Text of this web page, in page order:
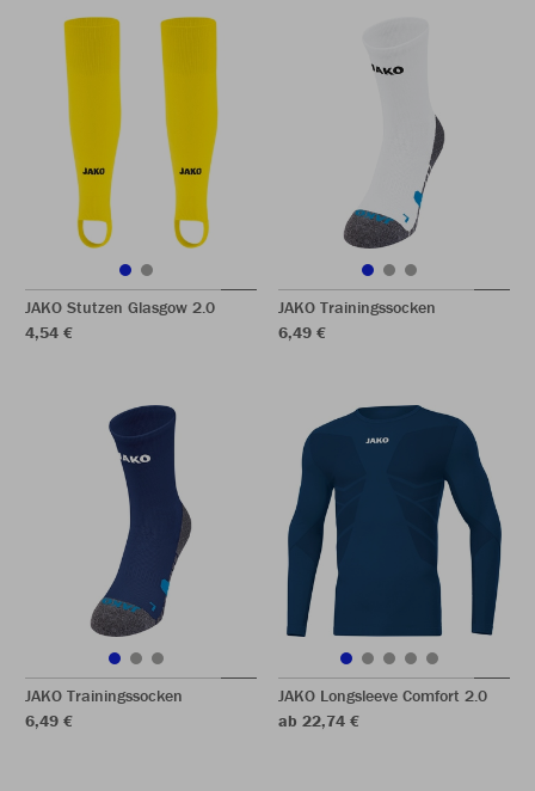
JAKO Stutzen Glasgow 2.0
4,54 €
JAKO Trainingssocken
6,49 €
JAKO Trainingssocken
6,49 €
JAKO Longsleeve Comfort 2.0
ab 22,74 €